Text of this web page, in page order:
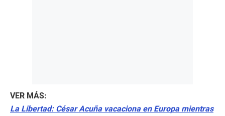
VER MÁS:
La Libertad: César Acuña vacaciona en Europa mientras